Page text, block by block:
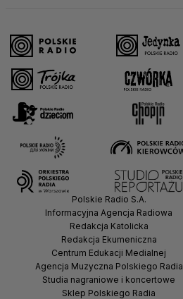
Polskie Radio S.A.
Informacyjna Agencja Radiowa
Redakcja Katolicka
Redakcja Ekumeniczna
Centrum Edukacji Medialnej
Agencja Muzyczna Polskiego Radia
Studia nagraniowe i koncertowe
Sklep Polskiego Radia